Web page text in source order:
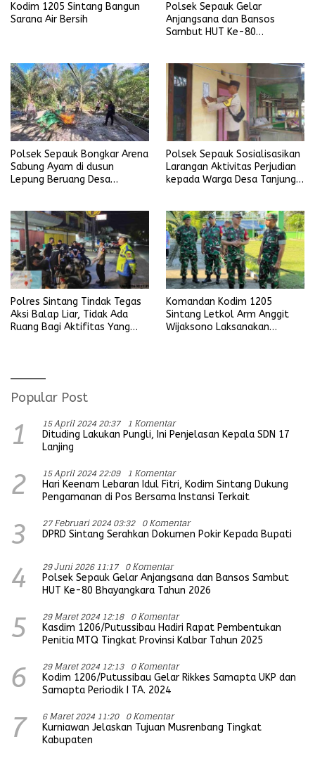
Kodim 1205 Sintang Bangun
Sarana Air Bersih
Polsek Sepauk Gelar
Anjangsana dan Bansos
Sambut HUT Ke-80
Polsek Sepauk Bongkar Arena
Sabung Ayam di dusun
Lepung Beruang Desa
Polsek Sepauk Sosialisasikan
Larangan Aktivitas Perjudian
kepada Warga Desa Tanjung
Polres Sintang Tindak Tegas
Aksi Balap Liar, Tidak Ada
Ruang Bagi Aktifitas Yang
Komandan Kodim 1205
Sintang Letkol Arm Anggit
Wijaksono Laksanakan
Popular Post
1 15 April 2024 20:37 1 Komentar
Dituding Lakukan Pungli, Ini Penjelasan Kepala SDN 17
Lanjing
2 15 April 2024 22:09 1 Komentar
Hari Keenam Lebaran Idul Fitri, Kodim Sintang Dukung
Pengamanan di Pos Bersama Instansi Terkait
3 27 Februari 2024 03:32 0 Komentar
DPRD Sintang Serahkan Dokumen Pokir Kepada Bupati
4 29 Juni 2026 11:17 0 Komentar
Polsek Sepauk Gelar Anjangsana dan Bansos Sambut
HUT Ke-80 Bhayangkara Tahun 2026
5 29 Maret 2024 12:18 0 Komentar
Kasdim 1206/Putussibau Hadiri Rapat Pembentukan
Penitia MTQ Tingkat Provinsi Kalbar Tahun 2025
6 29 Maret 2024 12:13 0 Komentar
Kodim 1206/Putussibau Gelar Rikkes Samapta UKP dan
Samapta Periodik I TA. 2024
7 6 Maret 2024 11:20 0 Komentar
Kurniawan Jelaskan Tujuan Musrenbang Tingkat
Kabupaten